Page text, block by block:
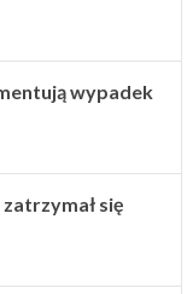
wypadek
się